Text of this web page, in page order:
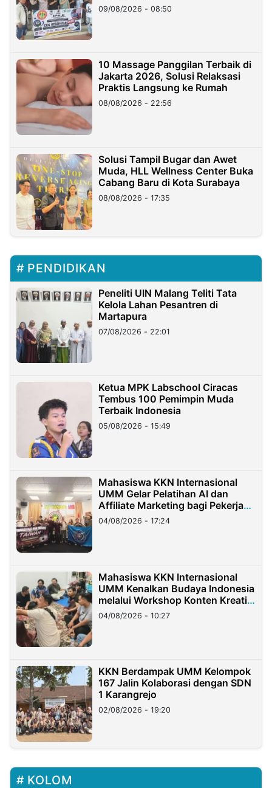
09/08/2026 - 08:50
10 Massage Panggilan Terbaik di
Jakarta 2026, Solusi Relaksasi
Praktis Langsung ke Rumah
08/08/2026 - 22:56
Solusi Tampil Bugar dan Awet
Muda, HLL Wellness Center Buka
Cabang Baru di Kota Surabaya
08/08/2026 - 17:35
PENDIDIKAN
Peneliti UIN Malang Teliti Tata
Kelola Lahan Pesantren di
Martapura
07/08/2026 - 22:01
Ketua MPK Labschool Ciracas
Tembus 100 Pemimpin Muda
Terbaik Indonesia
05/08/2026 - 15:49
Mahasiswa KKN Internasional
UMM Gelar Pelatihan AI dan
Affiliate Marketing bagi Pekerja
Migran Indonesia di Taiwan
04/08/2026 - 17:24
Mahasiswa KKN Internasional
UMM Kenalkan Budaya Indonesia
melalui Workshop Konten Kreatif
di Taiwan
04/08/2026 - 10:27
KKN Berdampak UMM Kelompok
167 Jalin Kolaborasi dengan SDN
1 Karangrejo
02/08/2026 - 19:20
KOLOM